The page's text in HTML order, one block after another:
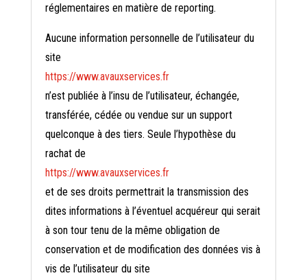
réglementaires en matière de reporting.
Aucune information personnelle de l’utilisateur du
site
https://www.avauxservices.fr
n’est publiée à l’insu de l’utilisateur, échangée,
transférée, cédée ou vendue sur un support
quelconque à des tiers. Seule l’hypothèse du
rachat de
https://www.avauxservices.fr
et de ses droits permettrait la transmission des
dites informations à l’éventuel acquéreur qui serait
à son tour tenu de la même obligation de
conservation et de modification des données vis à
vis de l’utilisateur du site